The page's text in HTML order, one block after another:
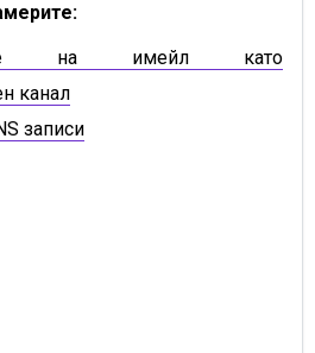
на имейл като
канал
записи